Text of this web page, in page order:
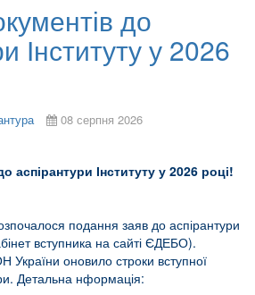
до
Інституту у 2026
08 серпня 2026
аспірантури Інституту у 2026 році!
подання заяв до аспірантури
вступника на сайті ЄДЕБО).
оновило строки вступної
Детальна нформація: